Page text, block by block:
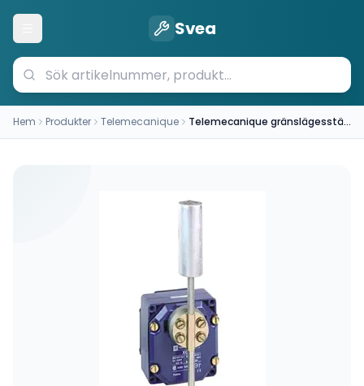
Öppna meny Svea
Hem Produkter Telemecanique Telemecanique gränslägesställare XCRT115